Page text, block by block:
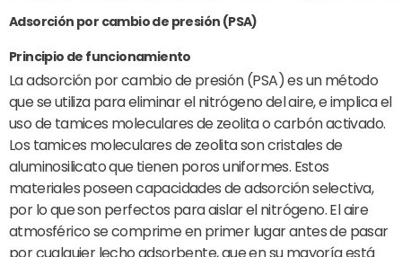
Adsorción por cambio de presión (PSA)
Principio de funcionamiento
La adsorción por cambio de presión (PSA) es un método
que se utiliza para eliminar el nitrógeno del aire, e implica el
uso de tamices moleculares de zeolita o carbón activado.
Los tamices moleculares de zeolita son cristales de
aluminosilicato que tienen poros uniformes. Estos
materiales poseen capacidades de adsorción selectiva,
por lo que son perfectos para aislar el nitrógeno. El aire
atmosférico se comprime en primer lugar antes de pasar